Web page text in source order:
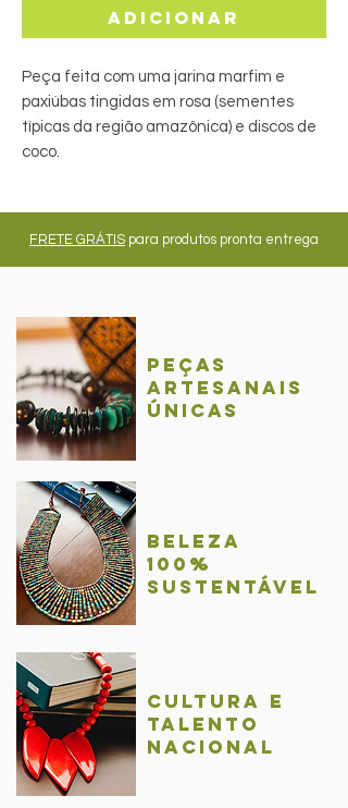
Adicionar
Peça feita com uma jarina marfim e
paxiúbas tingidas em rosa (sementes
típicas da região amazônica) e discos de
coco.
FRETE GRÁTIS para produtos pronta entrega
Peças
Artesanais
únicas
BelezA
100%
sustentável
Cultura e
talentO
nacional